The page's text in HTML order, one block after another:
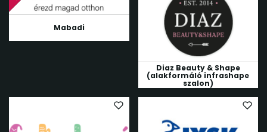
Mabadi
Diaz Beauty & Shape
(alakformáló infrashape
szalon)